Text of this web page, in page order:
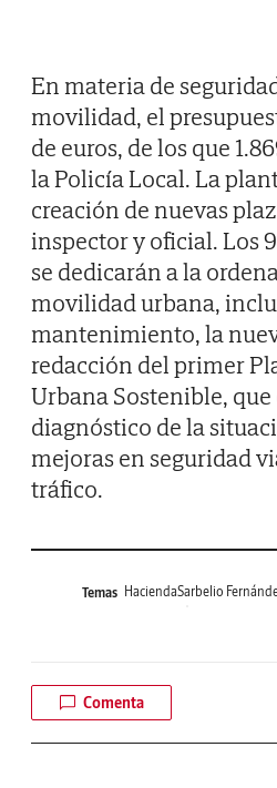
En materia de
movilidad, el
de euros, de los que
la Policía Local. La
creación de nuevas
inspector y oficial. Los
se dedicarán a la
movilidad urbana,
mantenimiento, la
redacción del primer
Urbana Sostenible,
diagnóstico de la
mejoras en seguridad
tráfico.
Temas HaciendaSarbelio
Comenta